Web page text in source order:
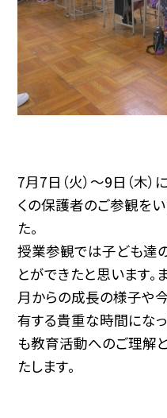
7月7日（火）～9日（木
くの保護者のご参観を
た。
授業参観では子ども達
とができたと思います
月からの成長の様子や
有する貴重な時間になっ
も教育活動へのご理解
たします。